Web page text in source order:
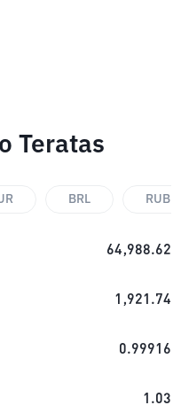
Teratas
BRL RUB
64,988.62
1,921.74
0.99916
1.03